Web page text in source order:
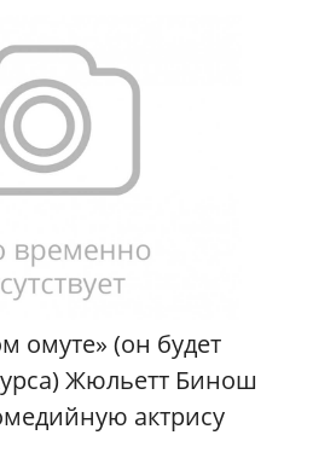
омуте» (он будет
Жюльетт Бинош
актрису